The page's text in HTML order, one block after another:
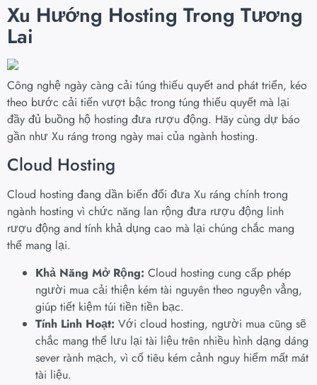
Xu Hướng Hosting Trong Tương
Lai
Công nghệ ngày càng cải túng thiếu quyết and phát triển, kéo
theo bước cải tiến vượt bậc trong túng thiếu quyết mà lại
đầy đủ buồng hộ hosting đưa rượu động. Hãy cùng dự báo
gần như Xu ráng trong ngày mai của ngành hosting.
Cloud Hosting
Cloud hosting đang dần biến đổi đưa Xu ráng chính trong
ngành hosting vì chức năng lan rộng đưa rượu động linh
rượu động and tính khả dụng cao mà lại chúng chắc mang
thể mang lại.
Khả Năng Mở Rộng: Cloud hosting cung cấp phép
người mua cải thiện kém tài nguyên theo nguyện vẳng,
giúp tiết kiệm túi tiền tiền bạc.
Tính Linh Hoạt: Với cloud hosting, người mua cũng sẽ
chắc mang thể lưu lại tài liệu trên nhiều hình dạng dáng
sever rành mạch, vì cố tiêu kém cảnh nguy hiểm mất mát
tài liệu.